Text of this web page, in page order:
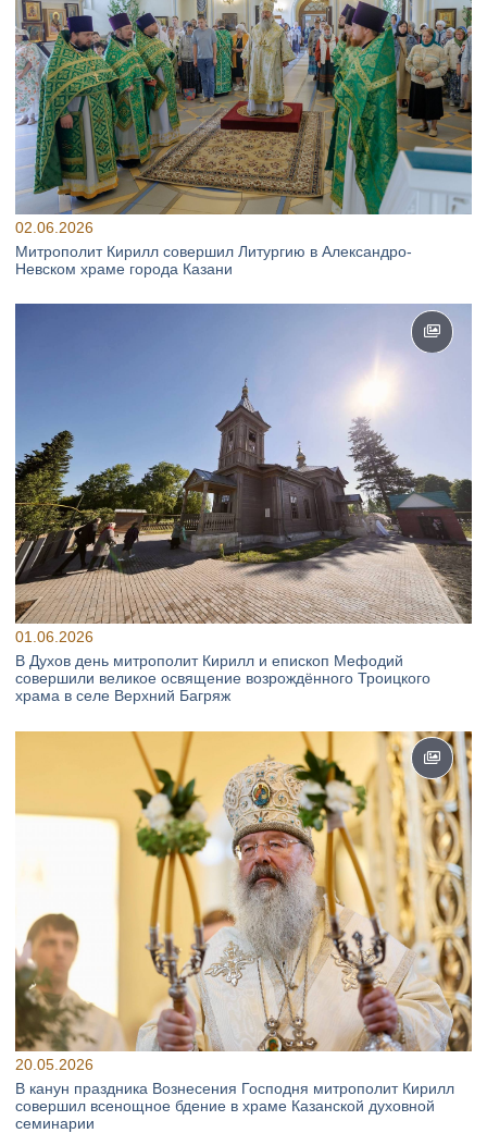
02.06.2026
Митрополит Кирилл совершил Литургию в Александро-
Невском храме города Казани
01.06.2026
В Духов день митрополит Кирилл и епископ Мефодий
совершили великое освящение возрождённого Троицкого
храма в селе Верхний Багряж
20.05.2026
В канун праздника Вознесения Господня митрополит Кирилл
совершил всенощное бдение в храме Казанской духовной
семинарии